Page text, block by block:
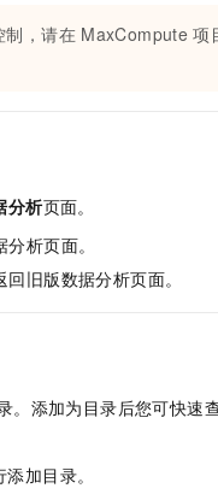
制，请在 MaxCompute 项
分析页面。
析页面。
旧版数据分析页面。
添加为目录后您可快速
加目录。